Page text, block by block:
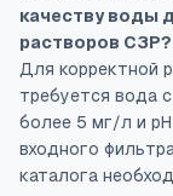
качеству воды
растворов СЗР?
Для корректной
требуется вода
более 5 мг/л и
входного
каталога